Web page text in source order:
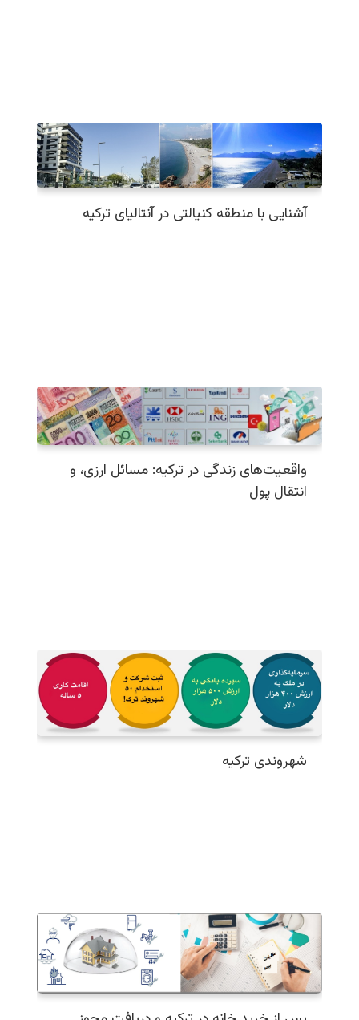
آشنایی با منطقه کنیالتی در آنتالیای ترکیه
واقعیت‌های زندگی در ترکیه: مسائل ارزی، و
انتقال پول
شهروندی ترکیه